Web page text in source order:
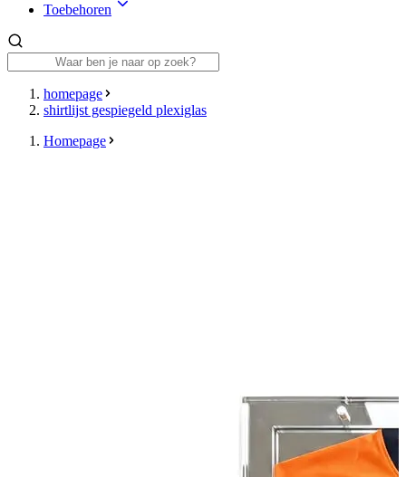
Toebehoren
homepage
shirtlijst gespiegeld plexiglas
Homepage